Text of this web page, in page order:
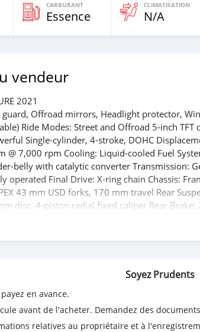
CARBURANT
Essence
CLIMATISATION
N/A
vendeur
2021
guard, Offroad mirrors, Headlight protector,
Ride Modes: Street and Offroad 5-inch
Single-cylinder, 4-stroke, DOHC
@ 7,000 rpm Cooling: Liquid-cooled Fuel
belly with catalytic converter Transmission:
operated Final Drive: X-ring chain Chassis:
43 mm USD forks, 170 mm travel Rear
disc, 4-piston radial fixed caliper Rear
(dual-channel ABS with Cornering
cast aluminum Other Features: Handguards:
Soyez Prudents
en avance.
avant de l'acheter. Demandez des
relatives au propriétaire et à